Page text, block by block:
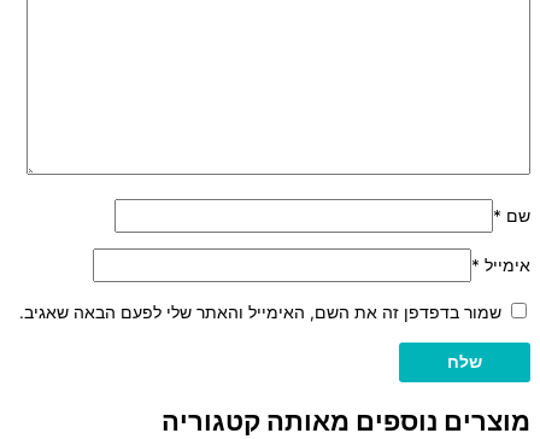
שם *
אימייל *
שמור בדפדפן זה את השם, האימייל והאתר שלי לפעם הבאה שאגיב.
מוצרים נוספים מאותה קטגוריה